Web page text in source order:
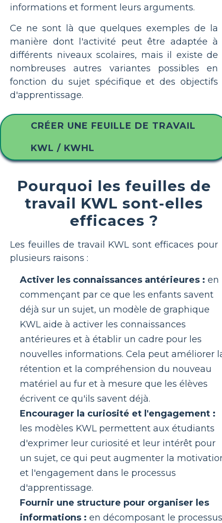
informations et forment leurs arguments.
Ce ne sont là que quelques exemples de la
manière dont l'activité peut être adaptée à
différents niveaux scolaires, mais il existe de
nombreuses autres variantes possibles en
fonction du sujet spécifique et des objectifs
d'apprentissage.
CRÉER UNE FEUILLE DE TRAVAIL
KWL / KWHL
Pourquoi les feuilles de
travail KWL sont-elles
efficaces ?
Les feuilles de travail KWL sont efficaces pour
plusieurs raisons :
Activer les connaissances antérieures : en
commençant par ce que les enfants savent
déjà sur un sujet, un modèle de graphique
KWL aide à activer les connaissances
antérieures et à établir un cadre pour les
nouvelles informations. Cela peut améliorer
rétention et la compréhension du nouveau
matériel au fur et à mesure que les élèves
écrivent ce qu'ils savent déjà.
Encourager la curiosité et l'engagement :
les modèles KWL permettent aux étudiants
d'exprimer leur curiosité et leur intérêt pour
un sujet, ce qui peut augmenter la
et l'engagement dans le processus
d'apprentissage.
Fournir une structure pour organiser les
informations : en décomposant le processus